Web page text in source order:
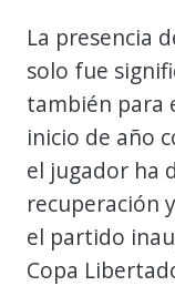
La presencia
solo fue
también para
inicio de año
el jugador ha
recuperación
el partido
Copa